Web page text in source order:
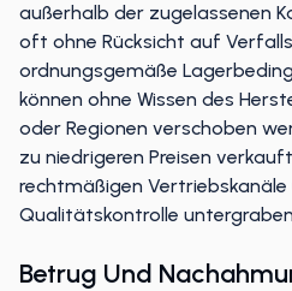
außerhalb der zugelassenen
oft ohne Rücksicht auf
ordnungsgemäße
können ohne Wissen des
oder Regionen verschoben
zu niedrigeren Preisen
rechtmäßigen Vertriebskanäle
Qualitätskontrolle
Betrug Und